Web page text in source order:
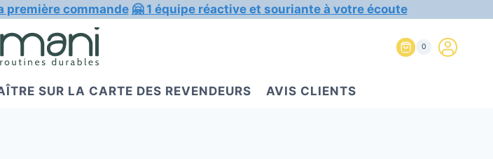
première commande 🤗 1 équipe réactive et souriante à votre écoute
0
SUR LA CARTE DES REVENDEURS AVIS CLIENTS